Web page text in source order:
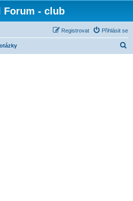
Forum - club
Přihlásit se
Registrovat